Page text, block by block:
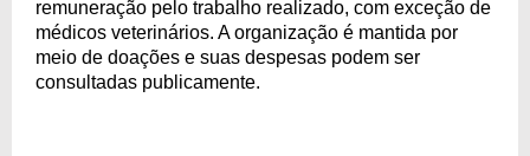
remuneração pelo trabalho realizado, com exceção de
médicos veterinários. A organização é mantida por
meio de doações e suas despesas podem ser
consultadas publicamente.